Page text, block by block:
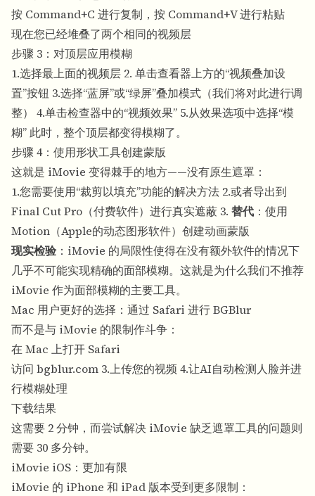
按 Command+C 进行复制，按 Command+V 进行粘贴
现在您已经堆叠了两个相同的视频层
步骤 3：对顶层应用模糊
1.选择最上面的视频层 2. 单击查看器上方的“视频叠加设
置”按钮 3.选择“蓝屏”或“绿屏”叠加模式（我们将对此进行调
整） 4.单击检查器中的“视频效果” 5.从效果选项中选择“模
糊” 此时，整个顶层都变得模糊了。
步骤 4：使用形状工具创建蒙版
这就是 iMovie 变得棘手的地方——没有原生遮罩：
1.您需要使用“裁剪以填充”功能的解决方法 2.或者导出到
Final Cut Pro（付费软件）进行真实遮蔽 3. 替代 ：使用
Motion（Apple的动态图形软件）创建动画蒙版
现实检验 ：iMovie 的局限性使得在没有额外软件的情况下
几乎不可能实现精确的面部模糊。这就是为什么我们不推荐
iMovie 作为面部模糊的主要工具。
Mac 用户更好的选择：通过 Safari 进行 BGBlur
而不是与 iMovie 的限制作斗争：
在 Mac 上打开 Safari
访问 bgblur.com 3.上传您的视频 4.让AI自动检测人脸并进
行模糊处理
下载结果
这需要 2 分钟，而尝试解决 iMovie 缺乏遮罩工具的问题则
需要 30 多分钟。
iMovie iOS：更加有限
iMovie 的 iPhone 和 iPad 版本受到更多限制：